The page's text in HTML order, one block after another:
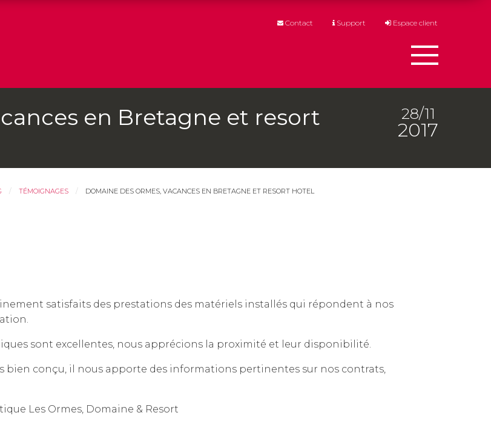
Contact Support Espace client
en Bretagne et resort
28/11
2017
TÉMOIGNAGES DOMAINE DES ORMES, VACANCES EN BRETAGNE ET RESORT HOTEL
satisfaits des prestations des matériels installés qui répondent à nos
sont excellentes, nous apprécions la proximité et leur disponibilité.
bien conçu, il nous apporte des informations pertinentes sur nos contrats,
Les Ormes, Domaine & Resort